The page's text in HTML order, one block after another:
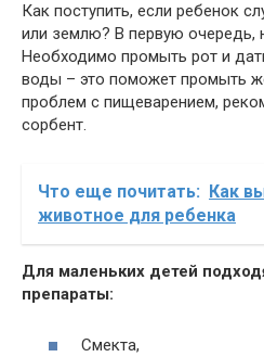
Как поступить, если ребенок
или землю? В первую очередь,
Необходимо промыть рот и
воды – это поможет промыть
проблем с пищеварением,
сорбент.
Что еще почитать: Как
животное для ребенка
Для маленьких детей
препараты:
Смекта,